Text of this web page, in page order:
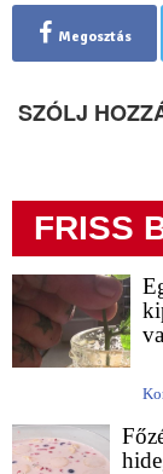
Megosztás
SZÓLJ
FRISS